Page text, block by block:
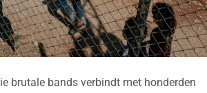
brutale bands verbindt met honderden